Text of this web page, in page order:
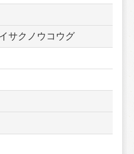
サクノウコウグ